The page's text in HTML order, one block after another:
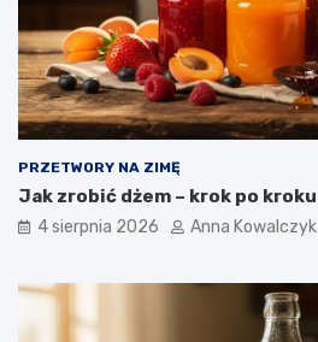
PRZETWORY NA ZIMĘ
Jak zrobić dżem – krok po kroku
4 sierpnia 2026 Anna Kowalczyk